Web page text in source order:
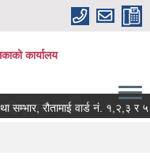
कार्यालय
पहिचान"रौतामाई वार्ड नं. १,२,३ र ५